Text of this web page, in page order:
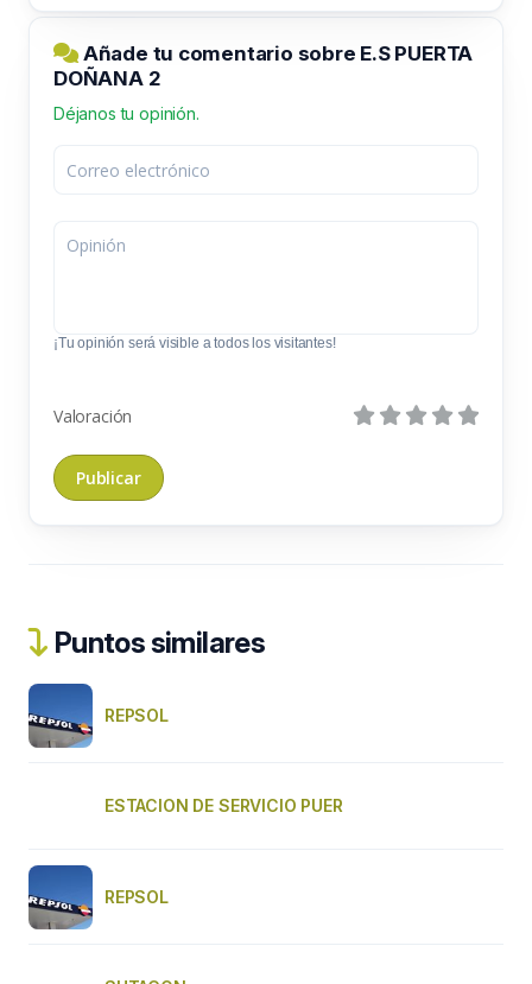
Añade tu comentario sobre E.S PUERTA
DOÑANA 2
Déjanos tu opinión.
¡Tu opinión será visible a todos los visitantes!
Valoración
Puntos similares
REPSOL
ESTACION DE SERVICIO PUER
REPSOL